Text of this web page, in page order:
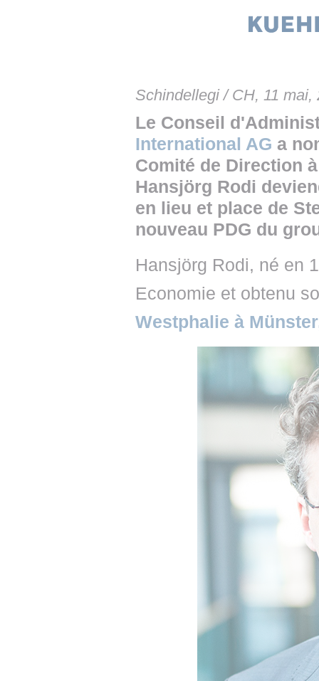
👉 PRENDRE LA PAROLE •
👉
Schindellegi / CH, 11 mai,
Le Conseil
International AG a
Comité de Direction
Hansjörg Rodi
en lieu et place de
nouveau PDG du
Hansjörg Rodi, né en
Economie et obtenu
Westphalie à